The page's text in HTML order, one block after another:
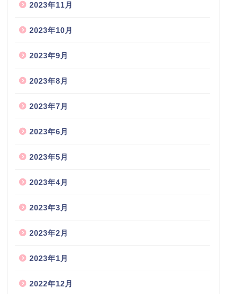
2023年11月
2023年10月
2023年9月
2023年8月
2023年7月
2023年6月
2023年5月
2023年4月
2023年3月
2023年2月
2023年1月
2022年12月